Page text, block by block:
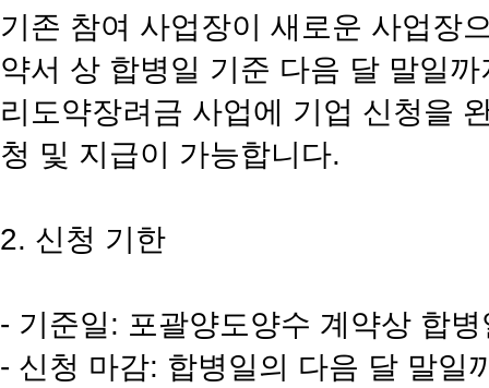
기존 참여 사업장이 새로운 사업장
약서 상 합병일 기준 다음 달 말일
리도약장려금 사업에 기업 신청을
청 및 지급이 가능합니다.
2. 신청 기한
- 기준일: 포괄양도양수 계약상 합병
- 신청 마감: 합병일의 다음 달 말일